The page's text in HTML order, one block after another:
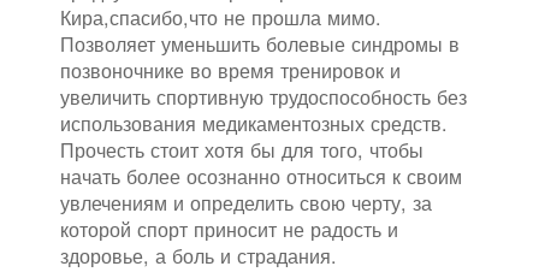
Кира,спасибо,что не прошла мимо.
Позволяет уменьшить болевые синдромы в
позвоночнике во время тренировок и
увеличить спортивную трудоспособность без
использования медикаментозных средств.
Прочесть стоит хотя бы для того, чтобы
начать более осознанно относиться к своим
увлечениям и определить свою черту, за
которой спорт приносит не радость и
здоровье, а боль и страдания.